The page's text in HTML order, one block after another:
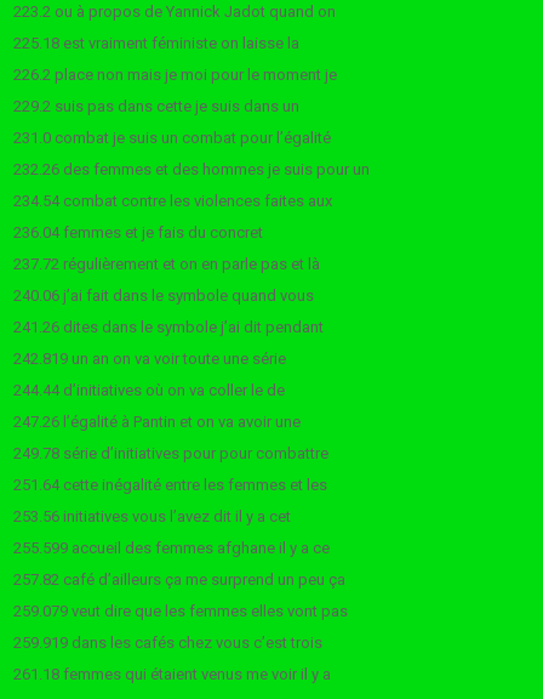
223.2 ou à propos de Yannick Jadot quand on
225.18 est vraiment féministe on laisse la
226.2 place non mais je moi pour le moment je
229.2 suis pas dans cette je suis dans un
231.0 combat je suis un combat pour l’égalité
232.26 des femmes et des hommes je suis pour un
234.54 combat contre les violences faites aux
236.04 femmes et je fais du concret
237.72 régulièrement et on en parle pas et là
240.06 j’ai fait dans le symbole quand vous
241.26 dites dans le symbole j’ai dit pendant
242.819 un an on va voir toute une série
244.44 d’initiatives où on va coller le de
247.26 l’égalité à Pantin et on va avoir une
249.78 série d’initiatives pour pour combattre
251.64 cette inégalité entre les femmes et les
253.56 initiatives vous l’avez dit il y a cet
255.599 accueil des femmes afghane il y a ce
257.82 café d’ailleurs ça me surprend un peu ça
259.079 veut dire que les femmes elles vont pas
259.919 dans les cafés chez vous c’est trois
261.18 femmes qui étaient venus me voir il y a